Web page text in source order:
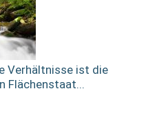
Verhältnisse ist die
Flächenstaat...